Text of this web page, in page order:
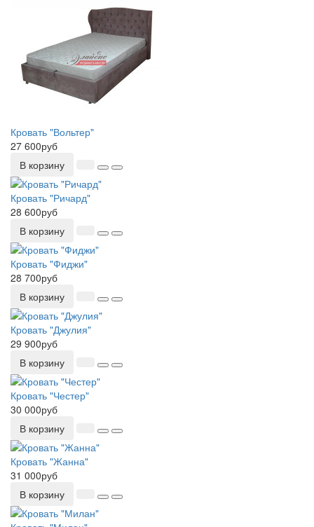
Кровать "Вольтер"
27 600руб
В корзину
Кровать "Ричард"
28 600руб
В корзину
Кровать "Фиджи"
28 700руб
В корзину
Кровать "Джулия"
29 900руб
В корзину
Кровать "Честер"
30 000руб
В корзину
Кровать "Жанна"
31 000руб
В корзину